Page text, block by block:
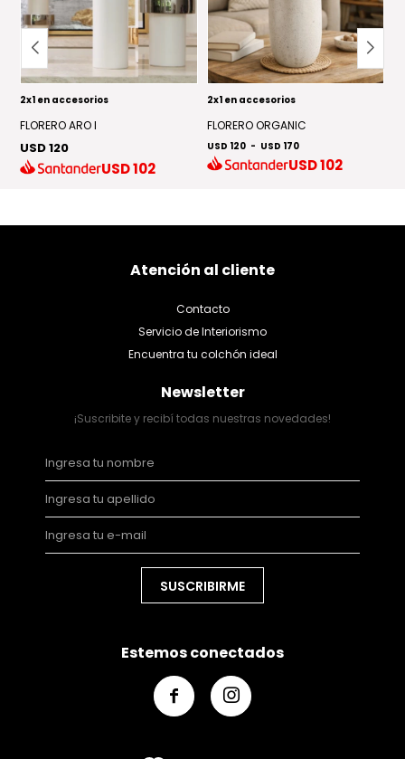
2x1 en accesorios
FLORERO ARO I
USD 120
USD102
2x1 en accesorios
FLORERO ORGANIC
USD 120 - USD 170
USD102
Atención al cliente
Contacto
Servicio de Interiorismo
Encuentra tu colchón ideal
Newsletter
¡Suscribite y recibí todas nuestras novedades!
SUSCRIBIRME
Estemos conectados
 